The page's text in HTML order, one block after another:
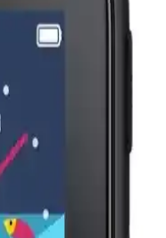
İNO25 ve TCL
konum takibi ve
Saatleri
performansları ve
ebeveynlerin bilinçli
Kiddo2 Akıllı